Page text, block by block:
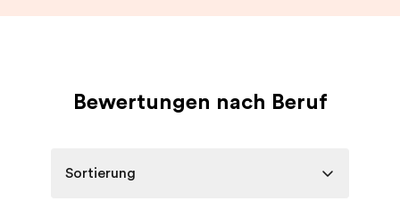
Bewertungen nach Beruf
Sortierung